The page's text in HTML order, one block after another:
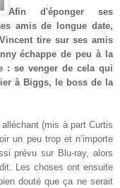
Afin d'éponger ses
amis de longue date,
tire sur ses amis
échappe de peu à la
: se venger de cela qui
à Biggs, le boss de la
(mis à part Curtis
un peu trop et n’importe
prévu sur Blu-ray, alors
Les choses ont ensuite
douté que ça ne serait